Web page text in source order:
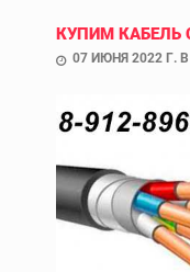
КУПИМ КАБЕЛЬ
07 ИЮНЯ 2022 Г. В